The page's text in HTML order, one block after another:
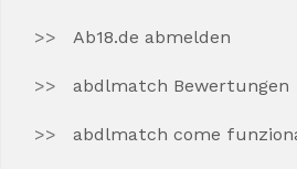
Ab18.de abmelden
abdlmatch Bewertungen
abdlmatch come